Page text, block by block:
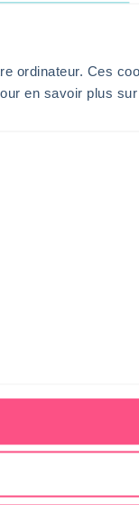
ordinateur. Ces
en savoir plus